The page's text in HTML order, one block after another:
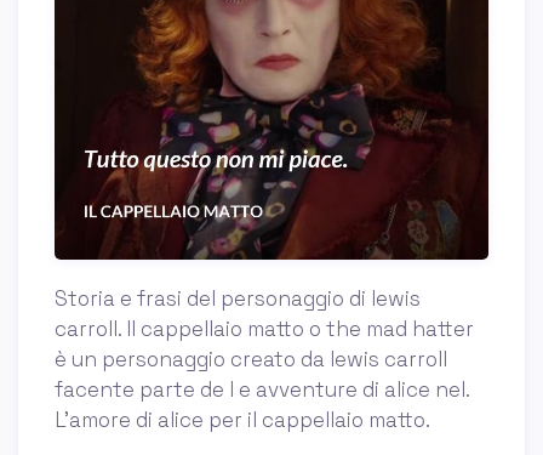
Storia e frasi del personaggio di lewis
carroll. Il cappellaio matto o the mad hatter
è un personaggio creato da lewis carroll
facente parte de l e avventure di alice nel.
L’amore di alice per il cappellaio matto.